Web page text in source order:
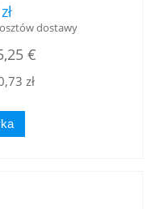
dostawy
€
zł